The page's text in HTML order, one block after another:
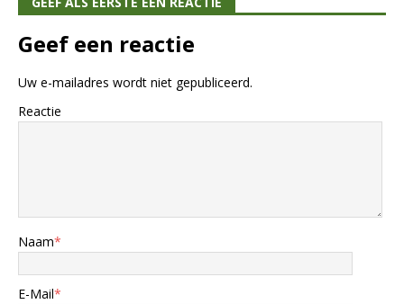
Geef een reactie
Uw e-mailadres wordt niet gepubliceerd.
Reactie
Naam*
E-Mail*